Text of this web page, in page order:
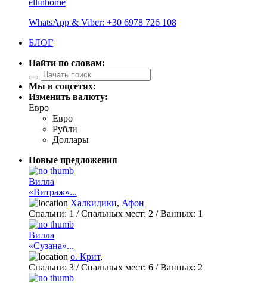
ellinhome
WhatsApp & Viber: +30 6978 726 108
БЛОГ
Найти по словам:
Мы в соцсетях:
Изменить валюту:
Евро
Евро
Рубли
Доллары
Новые предложения
Вилла
«Витраж»...
Халкидики, Афон
Спальни: 1 / Спальных мест: 2 /Ванных: 1
Вилла
«Сузана»...
о. Крит,
Спальни: 3 / Спальных мест: 6 /Ванных: 2